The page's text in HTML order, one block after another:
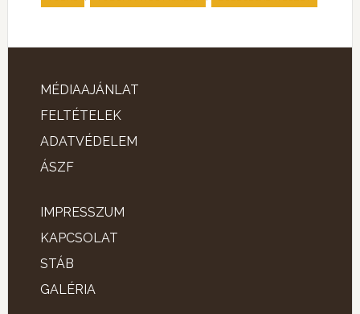
MÉDIAAJÁNLAT
FELTÉTELEK
ADATVÉDELEM
ÁSZF
IMPRESSZUM
KAPCSOLAT
STÁB
GALÉRIA